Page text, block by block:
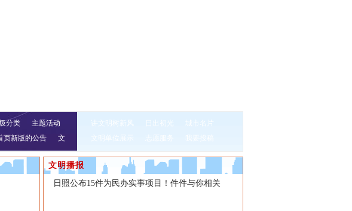
分类
主题活动
页新版的公告
文
明行动
讲文明树新风 日出初光
城市名片
文明单位展示
志愿服务 我要投稿
文明播报
日照公布15件为民办实事项目！件件与你相关